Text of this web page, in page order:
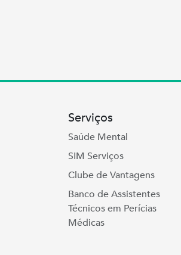
Serviços
Saúde Mental
SIM Serviços
Clube de Vantagens
Banco de Assistentes
Técnicos em Perícias
Médicas